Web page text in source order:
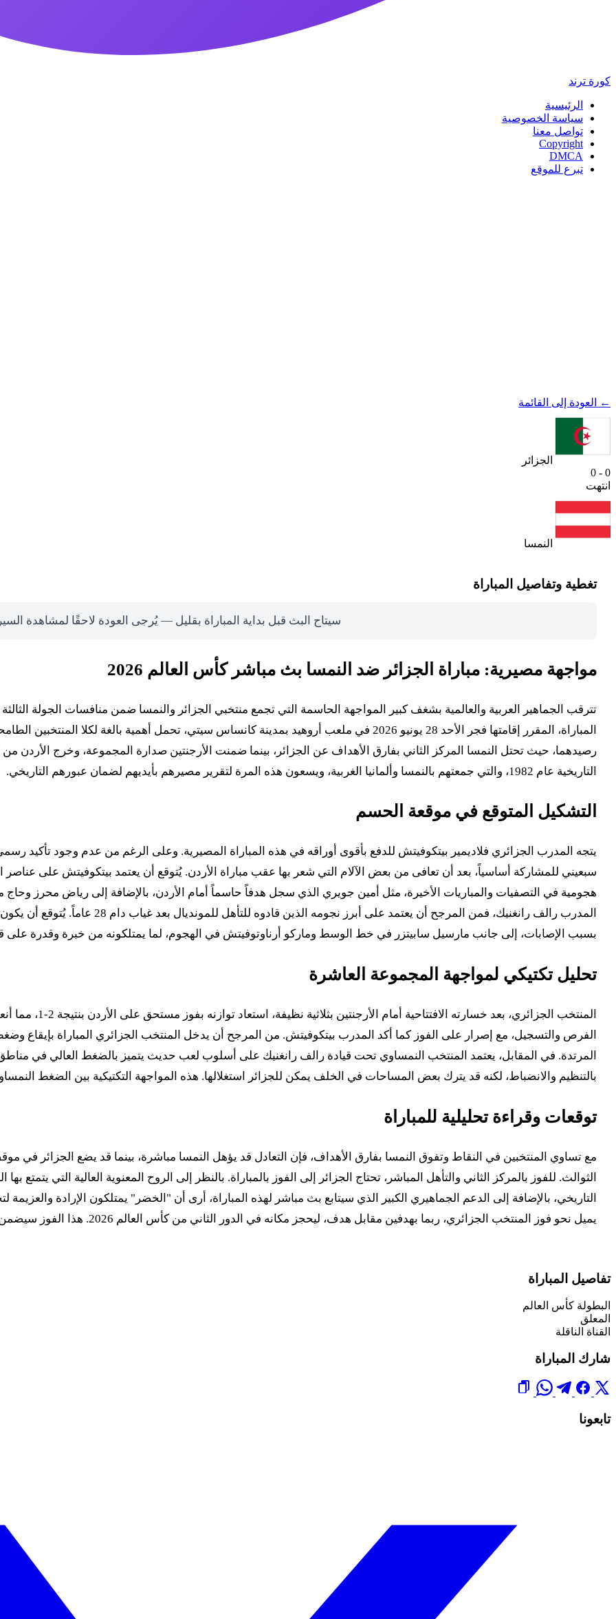
كورة ترند
الرئيسية
سياسة الخصوصية
تواصل معنا
Copyright
DMCA
تبرع للموقع
← العودة إلى القائمة
الجزائر
0 - 0
انتهت
النمسا
تغطية وتفاصيل المباراة
سيتاح البث قبل بداية المباراة بقليل — يُرجى العودة لاحقًا لمشاهدة
مواجهة مصيرية: مباراة الجزائر ضد النمسا بث مباشر كأس العالم 2026
رصيدهما، حيث تحتل النمسا المركز الثاني بفارق الأهداف عن الجزائر، بينما ضمنت الأرجنتين صدارة المجموعة، وخرج
التاريخية عام 1982، والتي جمعتهم بالنمسا وألمانيا الغربية، ويسعون هذه المرة لتقرير مصيرهم بأيديهم لضمان عبورهم التاريخي.
التشكيل المتوقع في موقعة الحسم
يتجه المدرب الجزائري فلاديمير بيتكوفيتش للدفع بأقوى أوراقه في هذه المباراة المصيرية. وعلى الرغم من عدم وجود تأكيد
سبعيني للمشاركة أساسياً، بعد أن تعافى من بعض الآلام التي شعر بها عقب مباراة الأردن. يُتوقع أن يعتمد بيتكوفيتش على عناصر
هجومية في التصفيات والمباريات الأخيرة، مثل أمين جويري الذي سجل هدفاً حاسماً أمام الأردن، بالإضافة إلى رياض محرز وحاج
المدرب رالف رانغنيك، فمن المرجح أن يعتمد
بسبب الإصابات، إلى جانب مارسيل سابيتزر في خط الوسط وماركو أرناوتوفيتش في الهجوم، لما يمتلكونه من خبرة وقدرة على
تحليل تكتيكي لمواجهة المجموعة العاشرة
المنتخب الجزائري،
الفرص والتسجيل، مع إصرار على الفوز كما أكد المدرب بيتكوفيتش. من المرجح أن يدخل المنتخب الجزائري المباراة بإيقاع
المرتدة. في المقابل، يعتمد المنتخب النمساوي تحت قيادة رالف رانغنيك على أسلوب لعب حديث يتميز بالضغط العالي في
بالتنظيم والانضباط، لكنه قد يترك بعض المساحات في الخلف يمكن للجزائر استغلالها. هذه المواجهة التكتيكية بين الضغط
توقعات وقراءة تحليلية للمباراة
مع تساوي المنتخبين في النقاط وتفوق النمسا بفارق الأهداف، فإن التعادل قد يؤهل النمسا مباشرة، بينما قد يضع الجزائر في
الثوالث. للفوز بالمركز الثاني والتأهل المباشر، تحتاج الجزائر إلى الفوز بالمباراة. بالنظر إلى الروح المعنوية العالية التي يتمتع
التاريخي، بالإضافة إلى الدعم الجماهيري الكبير الذي سيتابع بث مباشر لهذه المباراة، أرى أن "الخضر" يمتلكون الإرادة والعزيمة
يميل نحو فوز المنتخب الجزائري، ربما بهدفين مقابل هدف، ليحجز مكانه في الدور الثاني من كأس العالم 2026. هذا الفوز سيضمن للجزائر ست نقاط، مما يضعهم في المركز الثاني بالمجموعة.
تفاصيل المباراة
البطولة كأس العالم
المعلق
القناة الناقلة
شارك المباراة
تابعونا